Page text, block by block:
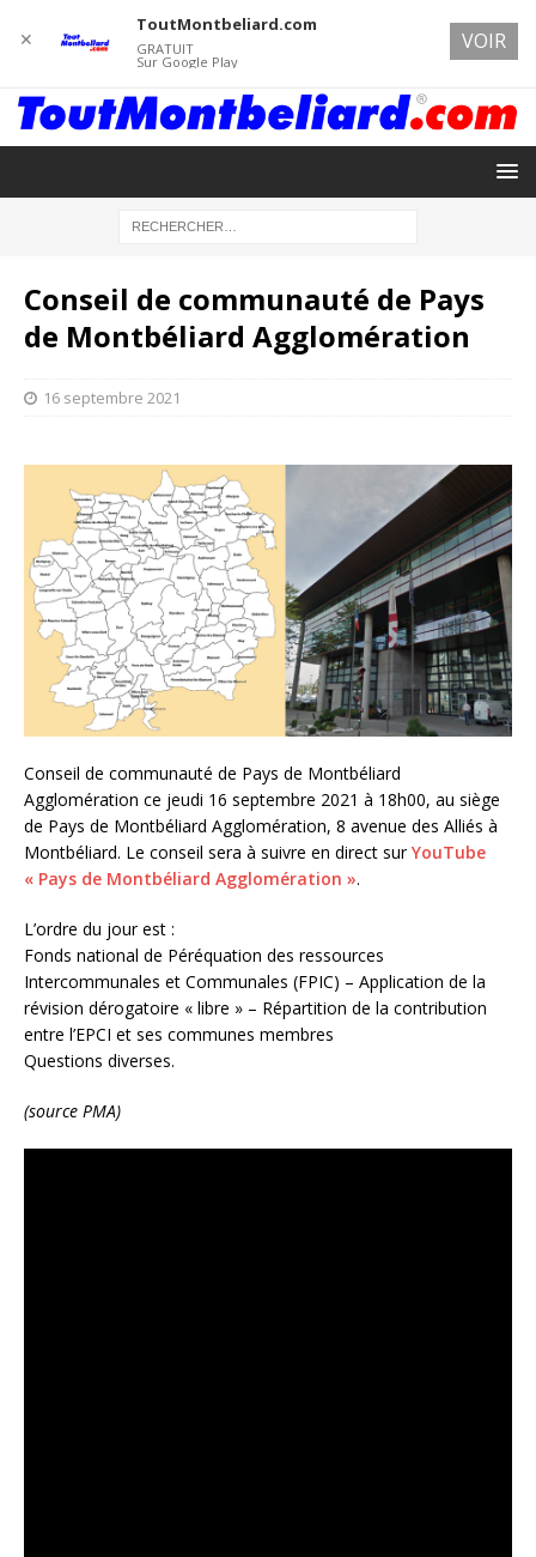
Conseil de communauté de Pays
de Montbéliard Agglomération
16 septembre 2021
Conseil de communauté de Pays de Montbéliard
Agglomération ce jeudi 16 septembre 2021 à 18h00, au siège
de Pays de Montbéliard Agglomération, 8 avenue des Alliés à
Montbéliard. Le conseil sera à suivre en direct surYouTube
« Pays de Montbéliard Agglomération ».
L’ordre du jour est :
Fonds national de Péréquation des ressources
Intercommunales et Communales (FPIC) – Application de la
révision dérogatoire « libre » – Répartition de la contribution
entre l’EPCI et ses communes membres
Questions diverses.
(source PMA)
✕
ToutMontbeliard.com
GRATUIT
Sur Google Play
VOIR